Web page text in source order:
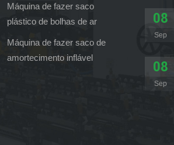
Máquina de fazer saco
plástico de bolhas de ar
Máquina de fazer saco de
amortecimento inflável
08
Sep
08
Sep